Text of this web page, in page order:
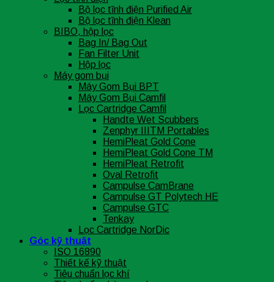
Bộ lọc tĩnh điện Purified Air
Bộ lọc tĩnh điện Klean
BIBO, hộp lọc
Bag In/ Bag Out
Fan Filter Unit
Hộp lọc
Máy gom bụi
Máy Gom Bụi BPT
Máy Gom Bụi Camfil
Lọc Cartridge Camfil
Handte Wet Scubbers
Zenphyr IIITM Portables
HemiPleat Gold Cone
HemiPleat Gold Cone TM
HemiPleat Retrofit
Oval Retrofit
Campulse CamBrane
Campulse GT Polytech HE
Campulse GTC
Tenkay
Lọc Cartridge NorDic
Góc kỹ thuật
ISO 16890
Thiết kế kỹ thuật
Tiêu chuẩn lọc khí